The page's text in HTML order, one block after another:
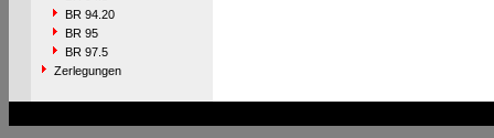
BR 94.20
BR 95
BR 97.5
Zerlegungen